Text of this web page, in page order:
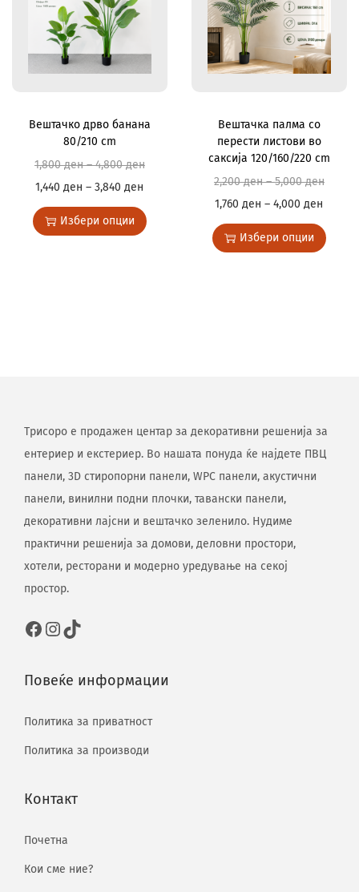
Вештачко дрво банана
80/210 cm
1,800ден–4,800ден
1,440ден –3,840ден
Избери опции
Вештачка палма со
перести листови во
саксија 120/160/220 cm
2,200ден–5,000ден
1,760ден –4,000ден
Избери опции
Трисоро е продажен центар за декоративни решенија за
ентериер и екстериер. Во нашата понуда ќе најдете ПВЦ
панели, 3D стиропорни панели, WPC панели, акустични
панели, винилни подни плочки, тавански панели,
декоративни лајсни и вештачко зеленило. Нудиме
практични решенија за домови, деловни простори,
хотели, ресторани и модерно уредување на секој
простор.
Повеќе информации
Политика за приватност
Политика за производи
Контакт
Почетна
Кои сме ние?